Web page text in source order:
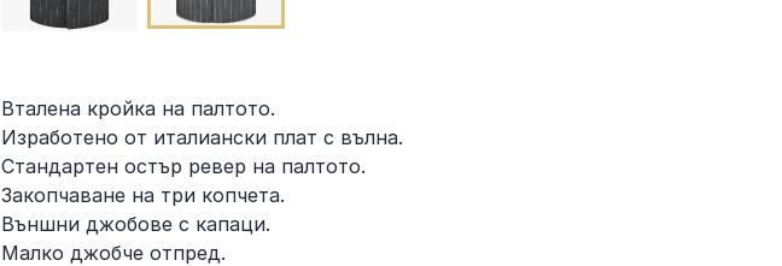
Вталена кройка на палтото.
Изработено от италиански плат с вълна.
Стандартен остър ревер на палтото.
Закопчаване на три копчета.
Външни джобове с капаци.
Малко джобче отпред.